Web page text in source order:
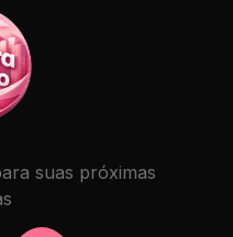
suas próximas